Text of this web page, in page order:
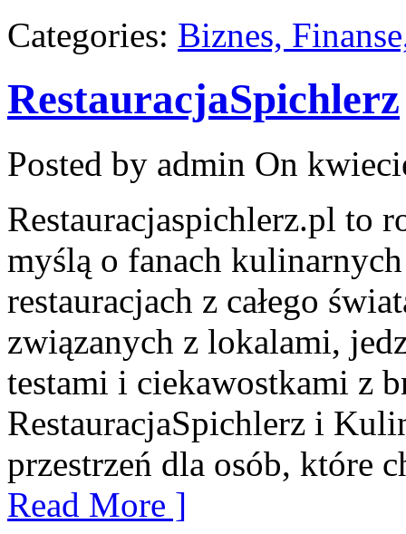
Categories: Biznes,
RestauracjaSpichlerz
Posted by admin On
Restauracjaspichlerz.pl to
myślą o fanach
restauracjach z całego
związanych z lokalami,
testami i ciekawostkami z
RestauracjaSpichlerz i
przestrzeń dla osób, które
Read More ]